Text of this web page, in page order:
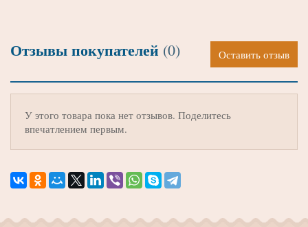
Отзывы покупателей (0) Оставить отзыв
У этого товара пока нет отзывов. Поделитесь
впечатлением первым.